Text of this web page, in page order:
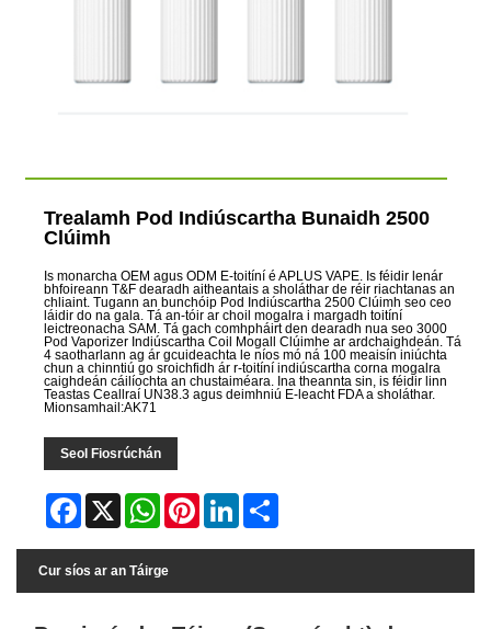
Trealamh Pod Indiúscartha Bunaidh 2500
Clúimh
Is monarcha OEM agus ODM E-toitíní é APLUS VAPE. Is féidir lenár
bhfoireann T&F dearadh aitheantais a sholáthar de réir riachtanas an
chliaint. Tugann an bunchóip Pod Indiúscartha 2500 Clúimh seo ceo
láidir do na gala. Tá an-tóir ar choil mogalra i margadh toitíní
leictreonacha SAM. Tá gach comhpháirt den dearadh nua seo 3000
Pod Vaporizer Indiúscartha Coil Mogall Clúimhe ar ardchaighdeán. Tá
4 saotharlann ag ár gcuideachta le níos mó ná 100 meaisín iniúchta
chun a chinntiú go sroichfidh ár r-toitíní indiúscartha corna mogalra
caighdeán cáilíochta an chustaiméara. Ina theannta sin, is féidir linn
Teastas Ceallraí UN38.3 agus deimhniú E-leacht FDA a sholáthar.
Mionsamhail:AK71
Seol Fiosrúchán
Facebook WhatsAppPinterestLinkedIn
Cur síos ar an Táirge